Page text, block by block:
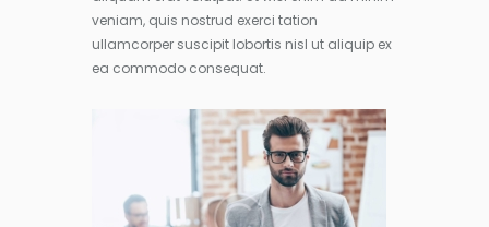
veniam, quis nostrud exerci tation
ullamcorper suscipit lobortis nisl ut aliquip ex
ea commodo consequat.